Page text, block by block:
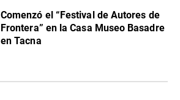
Comenzó el “Festival de Autores de
Frontera” en la Casa Museo Basadre
en Tacna